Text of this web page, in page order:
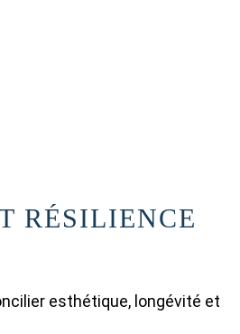
RÉSILIENCE
esthétique, longévité et